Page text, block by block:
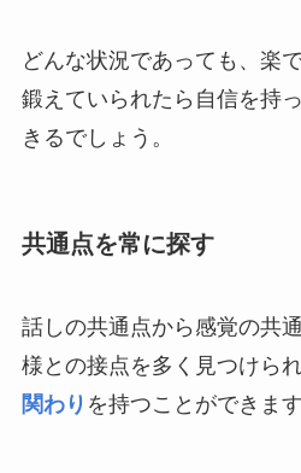
どんな状況であっても、楽
鍛えていられたら自信を持
きるでしょう。
共通点を常に探す
話しの共通点から感覚の共
様との接点を多く見つけら
関わり を持つことができます